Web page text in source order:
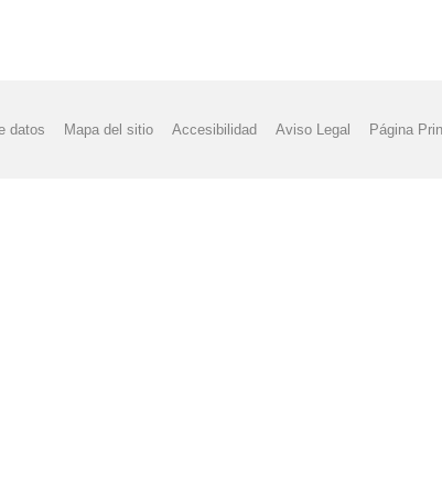
datos Mapa del sitio Accesibilidad Aviso Legal Página